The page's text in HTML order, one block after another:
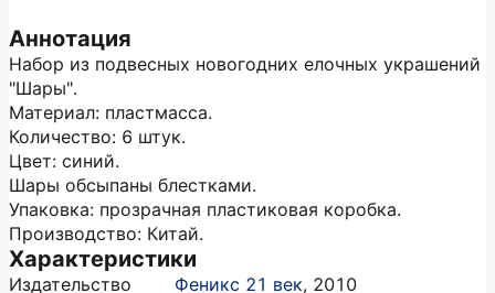
Аннотация
Набор из подвесных новогодних елочных украшений
"Шары".
Материал: пластмасса.
Количество: 6 штук.
Цвет: синий.
Шары обсыпаны блестками.
Упаковка: прозрачная пластиковая коробка.
Производство: Китай.
Характеристики
Издательство Феникс 21 век, 2010